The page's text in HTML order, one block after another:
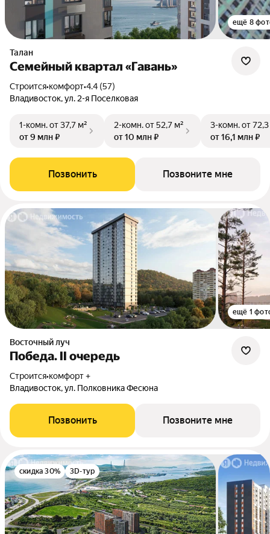
ещё 8
Талан
Семейный квартал «Гавань»
Строится•комфорт•4.4 (57)
Владивосток, ул. 2-я Поселковая
1-комн.от 37,7 м²
от 9 млн ₽
2-комн.от 52,7 м²
от 10 млн ₽
3-комн.от
от 16,1 млн ₽
Позвонить Позвоните мне
ещё 1
Восточный луч
Победа. II очередь
Строится•комфорт +
Владивосток, ул. Полковника Фесюна
Позвонить Позвоните мне
скидка 30% 3D-тур